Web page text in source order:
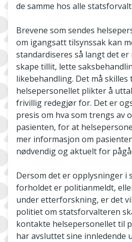
de samme hos alle
Brevene som sendes
om igangsatt tilsynssak kan
standardiseres så langt det er
skape tillit, lette
likebehandling. Det må skilles
helsepersonellet plikter å
frivillig redegjør for. Det er
presis om hva som trengs av
pasienten, for at
mer informasjon om
nødvendig og aktuelt for
Dersom det er opplysninger i
forholdet er politianmeldt,
under etterforskning, er det
politiet om statsforvalteren
kontakte helsepersonellet til
har avsluttet sine innledende